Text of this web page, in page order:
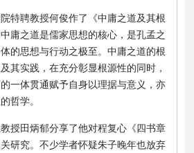
特聘教授何俊作了《中庸之道及其根
庸之道是儒家思想的核心，是孔孟之
的思想与行动之极至。中庸之道的根
其实践，在充分彰显根源性的同时，
一体贯通赋予自身以理据与意义，亦
哲学。
授田炳郁分享了他对程复心《四书章
研究。不少学者怀疑朱子晚年也放弃